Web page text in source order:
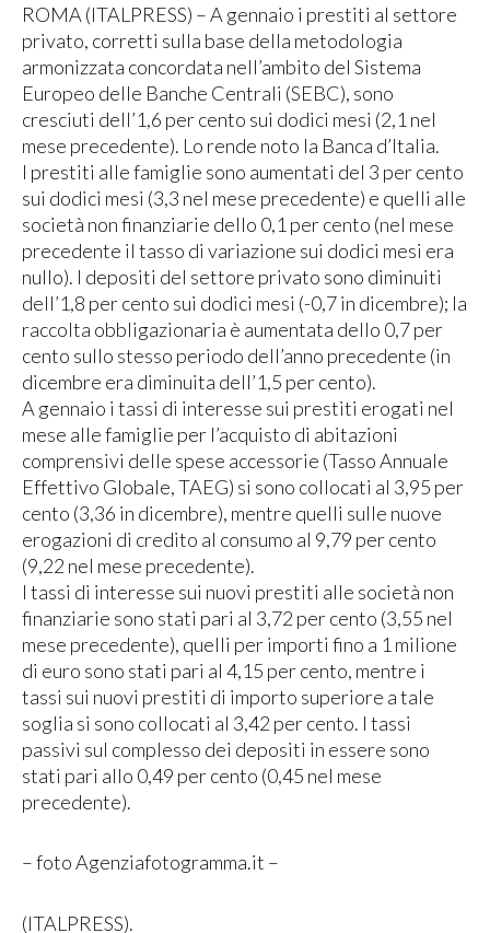
ROMA (ITALPRESS) – A gennaio i prestiti al settore
privato, corretti sulla base della metodologia
armonizzata concordata nell’ambito del Sistema
Europeo delle Banche Centrali (SEBC), sono
cresciuti dell’1,6 per cento sui dodici mesi (2,1 nel
mese precedente). Lo rende noto la Banca d’Italia.
I prestiti alle famiglie sono aumentati del 3 per cento
sui dodici mesi (3,3 nel mese precedente) e quelli alle
società non finanziarie dello 0,1 per cento (nel mese
precedente il tasso di variazione sui dodici mesi era
nullo). I depositi del settore privato sono diminuiti
dell’1,8 per cento sui dodici mesi (-0,7 in dicembre); la
raccolta obbligazionaria è aumentata dello 0,7 per
cento sullo stesso periodo dell’anno precedente (in
dicembre era diminuita dell’1,5 per cento).
A gennaio i tassi di interesse sui prestiti erogati nel
mese alle famiglie per l’acquisto di abitazioni
comprensivi delle spese accessorie (Tasso Annuale
Effettivo Globale, TAEG) si sono collocati al 3,95 per
cento (3,36 in dicembre), mentre quelli sulle nuove
erogazioni di credito al consumo al 9,79 per cento
(9,22 nel mese precedente).
I tassi di interesse sui nuovi prestiti alle società non
finanziarie sono stati pari al 3,72 per cento (3,55 nel
mese precedente), quelli per importi fino a 1 milione
di euro sono stati pari al 4,15 per cento, mentre i
tassi sui nuovi prestiti di importo superiore a tale
soglia si sono collocati al 3,42 per cento. I tassi
passivi sul complesso dei depositi in essere sono
stati pari allo 0,49 per cento (0,45 nel mese
precedente).
– foto Agenziafotogramma.it –
(ITALPRESS).